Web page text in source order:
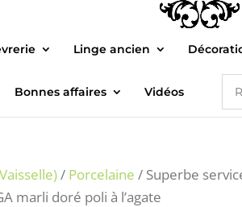
Linge ancien
Bonnes affaires Vidéos
/ Porcelaine / Superbe
marli doré poli à l’agate